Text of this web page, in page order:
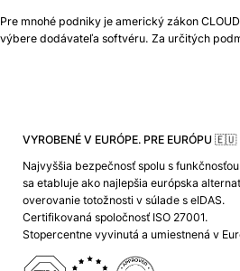
Pre mnohé podniky je americký zákon
výbere dodávateľa softvéru. Za určitých
VYROBENÉ V EURÓPE. PRE EURÓPU 🇪🇺
Najvyššia bezpečnosť spolu s
sa etabluje ako najlepšia európska
overovanie totožnosti v súlade s eIDAS.
Certifikovaná spoločnosť ISO 27001.
Stopercentne vyvinutá a umiestnená v